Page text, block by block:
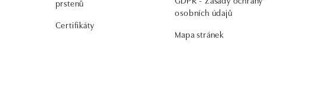
prstenů
Certifikáty
osobních údajů
Mapa stránek